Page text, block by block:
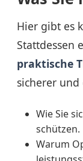
Hier gibt es
Stattdessen
praktische
sicherer und
Wie Sie
schützen.
Warum